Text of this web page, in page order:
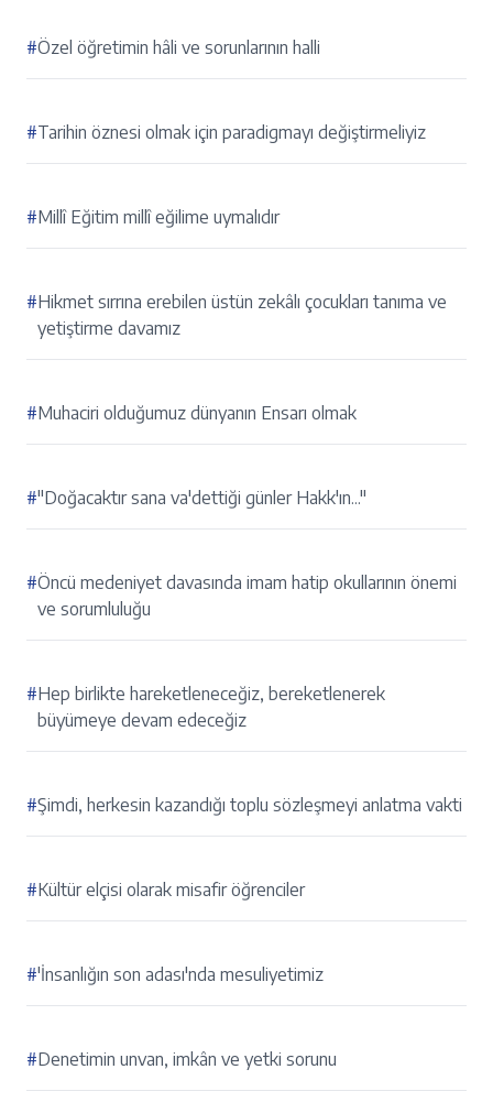
#Özel öğretimin hâli ve sorunlarının halli
#Tarihin öznesi olmak için paradigmayı değiştirmeliyiz
#Millî Eğitim millî eğilime uymalıdır
#Hikmet sırrına erebilen üstün zekâlı çocukları tanıma ve
yetiştirme davamız
#Muhaciri olduğumuz dünyanın Ensarı olmak
#"Doğacaktır sana va'dettiği günler Hakk'ın..."
#Öncü medeniyet davasında imam hatip okullarının önemi
ve sorumluluğu
#Hep birlikte hareketleneceğiz, bereketlenerek
büyümeye devam edeceğiz
#Şimdi, herkesin kazandığı toplu sözleşmeyi anlatma vakti
#Kültür elçisi olarak misafir öğrenciler
#'İnsanlığın son adası'nda mesuliyetimiz
#Denetimin unvan, imkân ve yetki sorunu